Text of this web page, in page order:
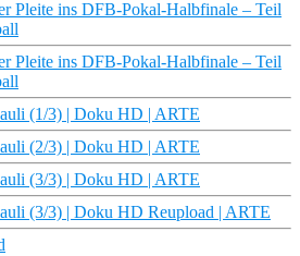
Pleite ins DFB-Pokal-Halbfinale – Teil
Pleite ins DFB-Pokal-Halbfinale – Teil
(1/3) | Doku HD | ARTE
(2/3) | Doku HD | ARTE
(3/3) | Doku HD | ARTE
(3/3) | Doku HD Reupload | ARTE